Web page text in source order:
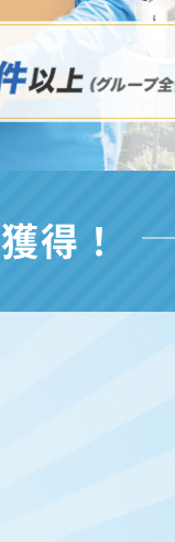
獲得！